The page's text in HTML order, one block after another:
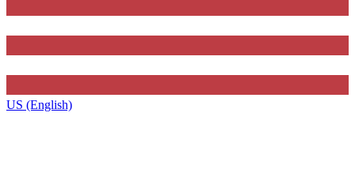
US (English)